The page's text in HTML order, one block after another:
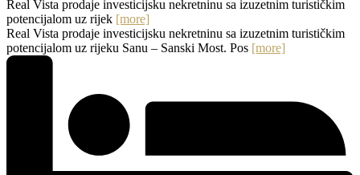
Real Vista prodaje investicijsku nekretninu sa izuzetnim turističkim
potencijalom uz rijek [more]
Real Vista prodaje investicijsku nekretninu sa izuzetnim turističkim
potencijalom uz rijeku Sanu – Sanski Most. Pos [more]